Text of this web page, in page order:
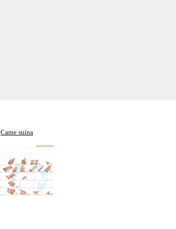
Carne suína